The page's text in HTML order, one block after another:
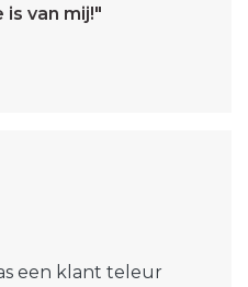
is van mij!"
een klant teleur